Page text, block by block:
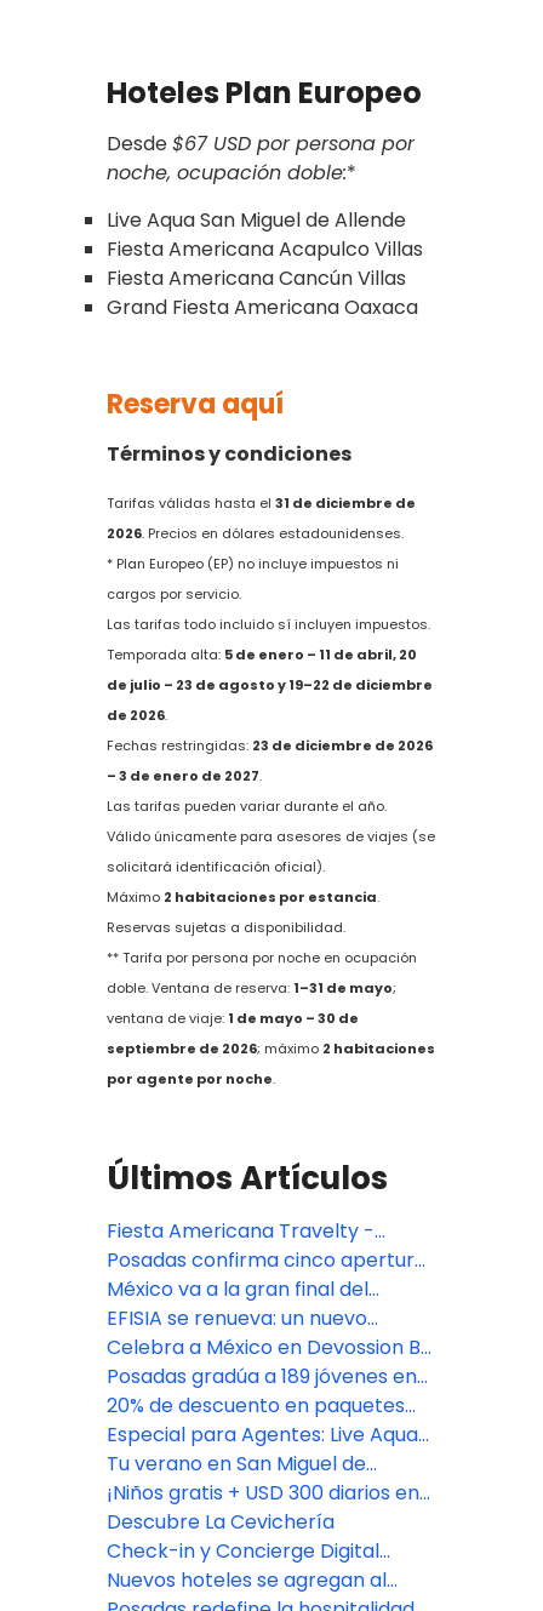
Hoteles Plan Europeo
Desde$67 USD por persona por
noche, ocupación doble:*
Live Aqua San Miguel de Allende
Fiesta Americana Acapulco Villas
Fiesta Americana Cancún Villas
Grand Fiesta Americana Oaxaca
Reserva aquí
Términos y condiciones
Tarifas válidas hasta el 31 de diciembre de
2026. Precios en dólares estadounidenses.
* Plan Europeo (EP) no incluye impuestos ni
cargos por servicio.
Las tarifas todo incluido sí incluyen impuestos.
Temporada alta: 5 de enero – 11 de abril, 20
de julio – 23 de agosto y 19–22 de diciembre
de 2026.
Fechas restringidas: 23 de diciembre de 2026
– 3 de enero de 2027.
Las tarifas pueden variar durante el año.
Válido únicamente para asesores de viajes (se
solicitará identificación oficial).
Máximo 2 habitaciones por estancia.
Reservas sujetas a disponibilidad.
** Tarifa por persona por noche en ocupación
doble. Ventana de reserva: 1–31 de mayo;
ventana de viaje: 1 de mayo – 30 de
septiembre de 2026; máximo 2 habitaciones
por agente por noche.
Últimos Artículos
Fiesta Americana Travelty -
Oferta especial TA DEAL
Posadas confirma cinco aperturas
premium en México: Isla Mujeres,
Riviera Maya y CDMX
México va a la gran final del
Bocuse d'Or 2027, con jurado de
Fiesta Americana Travelty
EFISIA se renueva: un nuevo
refugio mediterráneo en Fiesta
Americana Riviera Nayarit
Celebra a México en Devossion By
Live Aqua
Posadas gradúa a 189 jóvenes en
su programa de empoderamiento
educativo
20% de descuento en paquetes
vacacionales con Fiesta
Americana Travelty Collection
Especial para Agentes: Live Aqua
San Miguel de Allende
Tu verano en San Miguel de
Allende comienza aquí
¡Niños gratis + USD 300 diarios en
Resort Credit en Grand Fiesta
Americana Los Cabos!
Descubre La Cevichería
Check-in y Concierge Digital
impulsado por Agentforce
Nuevos hoteles se agregan al